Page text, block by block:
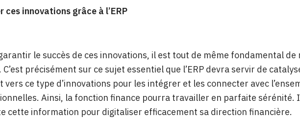
ces innovations grâce à l’ERP
le succès de ces innovations, il est tout de même fondamental
C’est précisément sur ce sujet essentiel que l’ERP devra servir de
vers ce type d’innovations pour les intégrer et les connecter avec
Ainsi, la fonction finance pourra travailler en parfaite sérénité.
cette information pour digitaliser efficacement sa direction financière.